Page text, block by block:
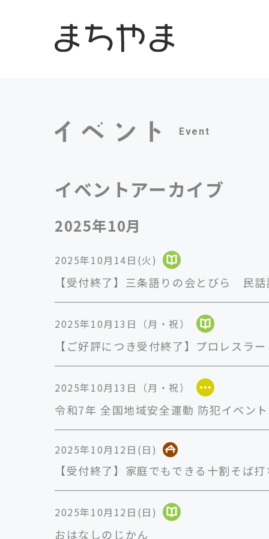
Event
イベントアーカイブ
2025年10月
2025年10月14日(火)
【受付終了】三条語りの会とびら 民
2025年10月13日（月・祝）
【ご好評につき受付終了】プロレスラ
2025年10月13日（月・祝）
令和7年 全国地域安全運動 防犯イベン
2025年10月12日(日)
【受付終了】家庭でもできる十割そば
2025年10月12日(日)
おはなしのじかん